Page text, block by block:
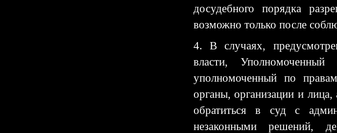
досудебного порядка
возможно только после
4. В случаях,
власти,
уполномоченный по
органы, организации и
обратиться в суд с
незаконными решений,